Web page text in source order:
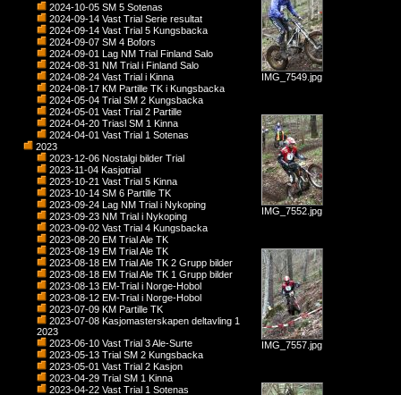
2024-10-05 SM 5 Sotenas
2024-09-14 Vast Trial Serie resultat
2024-09-14 Vast Trial 5 Kungsbacka
2024-09-07 SM 4 Bofors
2024-09-01 Lag NM Trial Finland Salo
2024-08-31 NM Trial i Finland Salo
2024-08-24 Vast Trial i Kinna
2024-08-17 KM Partille TK i Kungsbacka
2024-05-04 Trial SM 2 Kungsbacka
2024-05-01 Vast Trial 2 Partille
2024-04-20 Triasl SM 1 Kinna
2024-04-01 Vast Trial 1 Sotenas
2023
2023-12-06 Nostalgi bilder Trial
2023-11-04 Kasjotrial
2023-10-21 Vast Trial 5 Kinna
2023-10-14 SM 6 Partille TK
2023-09-24 Lag NM Trial i Nykoping
2023-09-23 NM Trial i Nykoping
2023-09-02 Vast Trial 4 Kungsbacka
2023-08-20 EM Trial Ale TK
2023-08-19 EM Trial Ale TK
2023-08-18 EM Trial Ale TK 2 Grupp bilder
2023-08-18 EM Trial Ale TK 1 Grupp bilder
2023-08-13 EM-Trial i Norge-Hobol
2023-08-12 EM-Trial i Norge-Hobol
2023-07-09 KM Partille TK
2023-07-08 Kasjomasterskapen deltavling 1
2023
2023-06-10 Vast Trial 3 Ale-Surte
2023-05-13 Trial SM 2 Kungsbacka
2023-05-01 Vast Trial 2 Kasjon
2023-04-29 Trial SM 1 Kinna
2023-04-22 Vast Trial 1 Sotenas
IMG_7549.jpg
IMG_7552.jpg
IMG_7557.jpg